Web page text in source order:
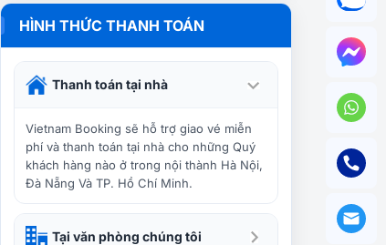
Trọn bộ kinh nghiệm Du lịch
nên tham quan nơi nào?
Khám phá vẻ đẹp quyến rũ
HÌNH THỨC THANH TOÁN
Thanh toán tại nhà
Vietnam Booking sẽ hỗ trợ giao vé miễn
phí và thanh toán tại nhà cho những Quý
khách hàng nào ở trong nội thành Hà Nội,
Đà Nẵng Và TP. Hồ Chí Minh.
Tại văn phòng chúng tôi